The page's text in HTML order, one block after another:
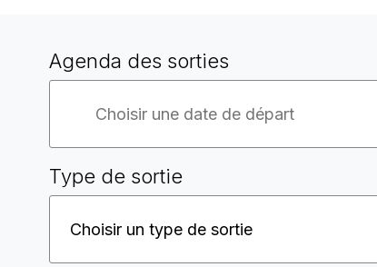
Agenda des sorties
Type de sortie